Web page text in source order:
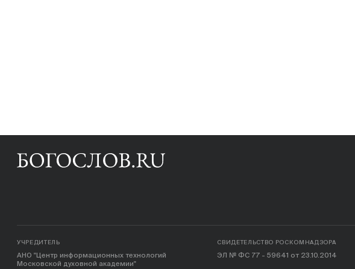
УЧРЕДИТЕЛЬ
АНО "Центр информационных технологий
Московской духовной академии"
СВИДЕТЕЛЬСТВО РОСКОМНАДЗОРА
ЭЛ № ФС 77 - 59641 от 23.10.2014